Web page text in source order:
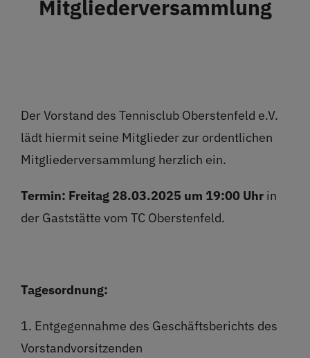
Restaurant
Info
Platz buchen
Mitgliederversammlung
Der Vorstand des Tennisclub Oberstenfeld e.V.
lädt hiermit seine Mitglieder zur ordentlichen
Mitgliederversammlung herzlich ein.
Termin: Freitag 28.03.2025 um 19:00 Uhrin
der Gaststätte vom TC Oberstenfeld.
Tagesordnung:
1. Entgegennahme des Geschäftsberichts des
Vorstandvorsitzenden